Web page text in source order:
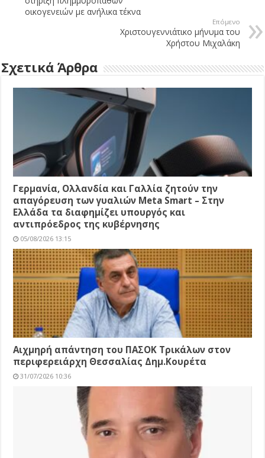
οικογενειών με ανήλικα τέκνα
Επόμενο
Χριστουγεννιάτικο μήνυμα του
Χρήστου Μιχαλάκη
Σχετικά Άρθρα
Γερμανία, Ολλανδία και Γαλλία ζητούν την
απαγόρευση των γυαλιών Meta Smart – Στην
Ελλάδα τα διαφημίζει υπουργός και
αντιπρόεδρος της κυβέρνησης
05/08/2026 13:15
Αιχμηρή απάντηση του ΠΑΣΟΚ Τρικάλων στον
περιφερειάρχη Θεσσαλίας Δημ.Κουρέτα
31/07/2026 10:36